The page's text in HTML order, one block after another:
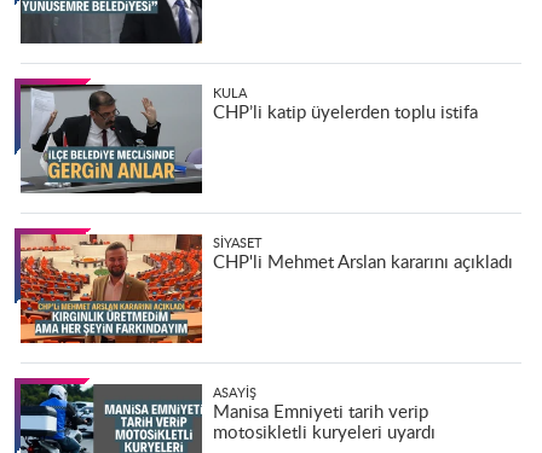
KULA
CHP’li katip üyelerden toplu istifa
SIYASET
CHP'li Mehmet Arslan kararını açıkladı
ASAYIŞ
Manisa Emniyeti tarih verip
motosikletli kuryeleri uyardı